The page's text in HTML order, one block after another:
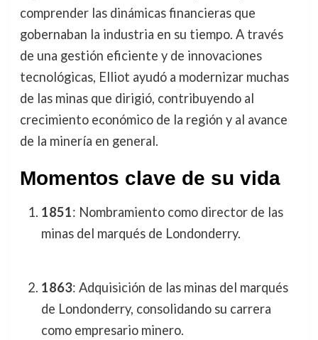
comprender las dinámicas financieras que
gobernaban la industria en su tiempo. A través
de una gestión eficiente y de innovaciones
tecnológicas, Elliot ayudó a modernizar muchas
de las minas que dirigió, contribuyendo al
crecimiento económico de la región y al avance
de la minería en general.
Momentos clave de su vida
1851: Nombramiento como director de las
minas del marqués de Londonderry.
1863: Adquisición de las minas del marqués
de Londonderry, consolidando su carrera
como empresario minero.